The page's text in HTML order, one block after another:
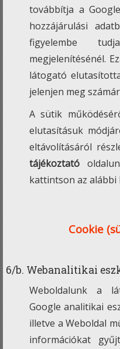
továbbítja a
hozzájárulási
figyelembe
megjelenítésénél.
látogató
jelenjen meg
A sütik
elutasításuk
eltávolításáról
tájékoztató
kattintson az alábbi
Cookie
6/b. Webanalitikai
Weboldalunk a
Google analitikai
illetve a Weboldal
információkat